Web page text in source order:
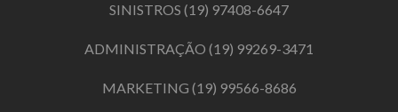
SINISTROS (19) 97408-6647
ADMINISTRAÇÃO (19) 99269-3471
MARKETING (19) 99566-8686